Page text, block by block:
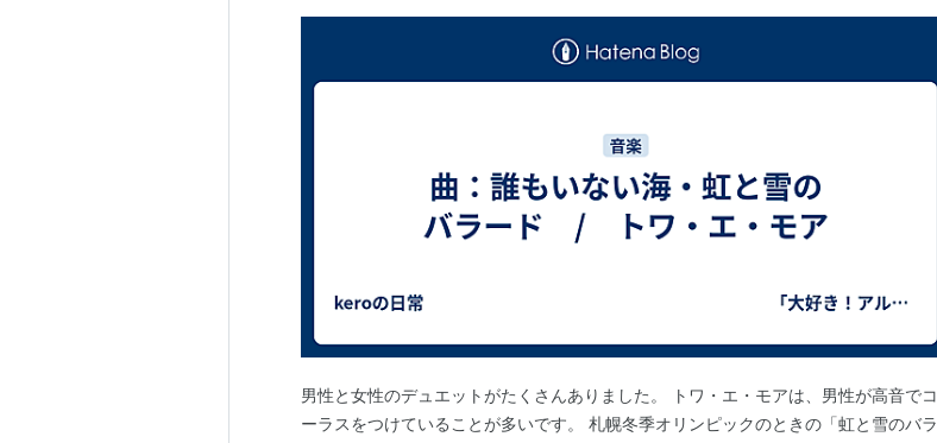
男性と女性のデュエットがたくさんありました。 トワ・エ・モアは、男性が高音でコ
ーラスをつけていることが多いです。 札幌冬季オリンピックのときの「虹と雪のバラ